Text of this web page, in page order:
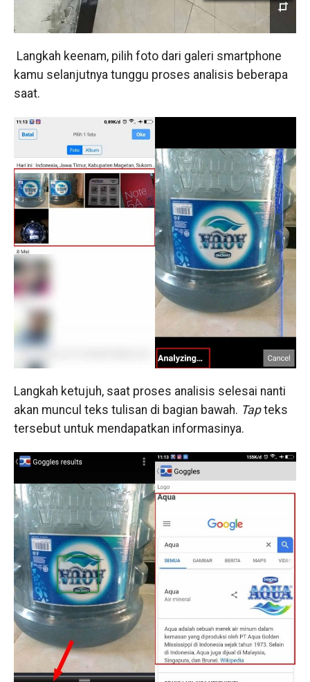
Langkah keenam, pilih foto dari galeri smartphone
kamu selanjutnya tunggu proses analisis beberapa
saat.
Langkah ketujuh, saat proses analisis selesai nanti
akan muncul teks tulisan di bagian bawah. Tapteks
tersebut untuk mendapatkan informasinya.